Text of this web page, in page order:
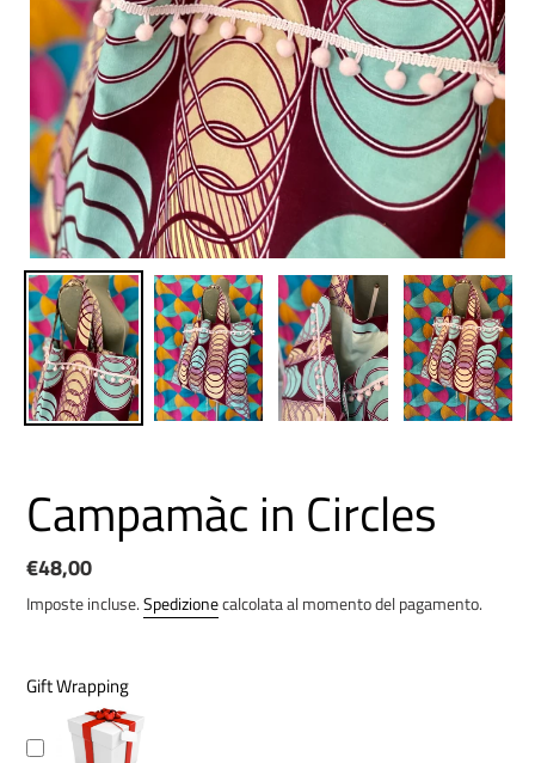
Campamàc in Circles
Prezzo
di
€48,00
Imposte incluse.Spedizionecalcolata al momento del pagamento.
Gift Wrapping